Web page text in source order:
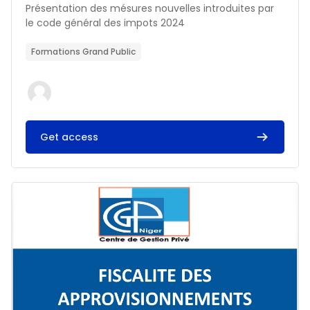
Résumé du cours :
Présentation des mésures nouvelles introduites par
le code général des impots 2024
Formations Grand Public
Get access
Image du cours FISCALITE DES APPROVISIONNEMENTS